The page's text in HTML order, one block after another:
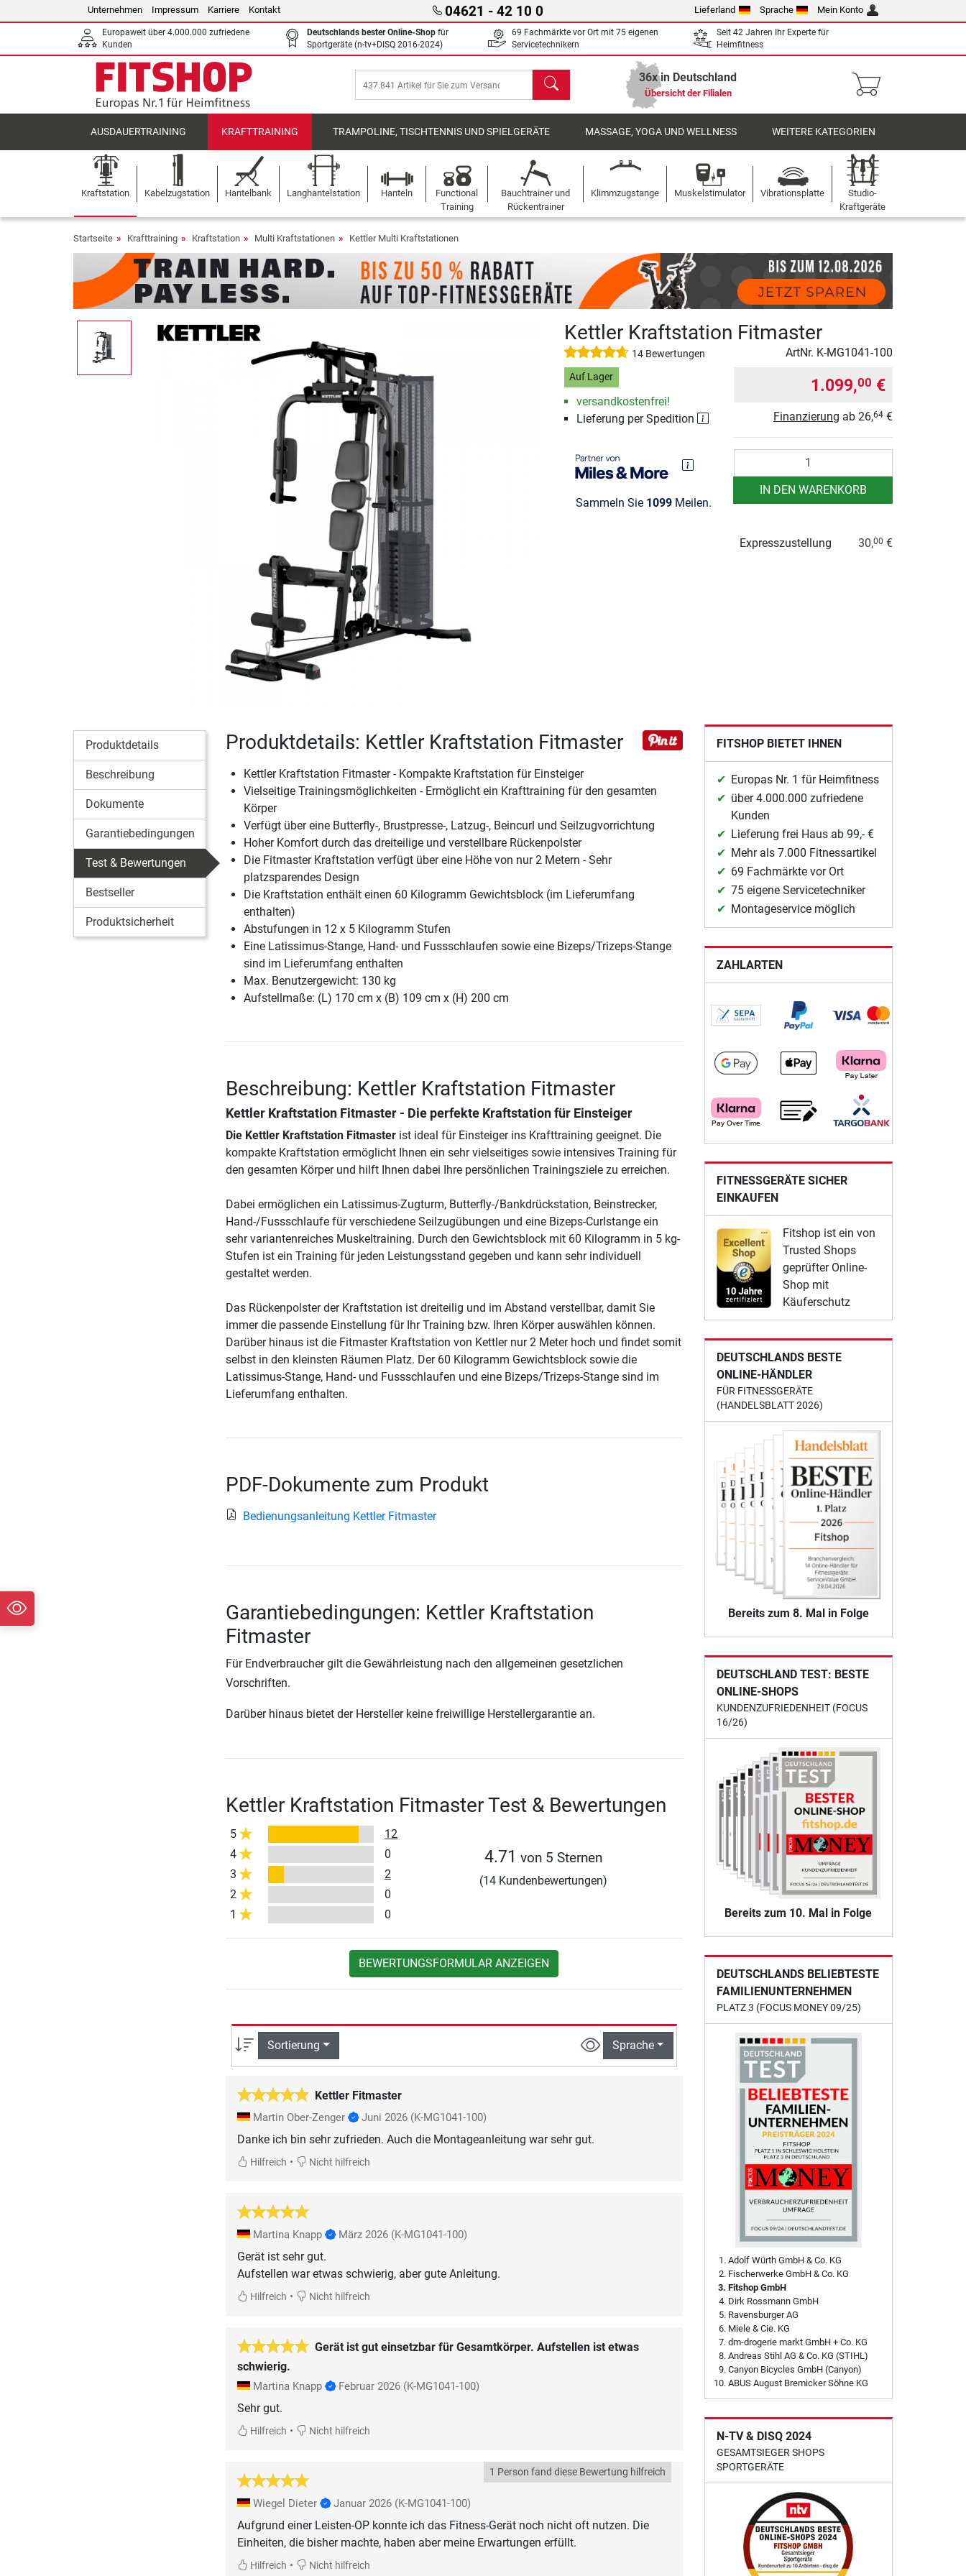
Unternehmen Impressum Karriere Kontakt 04621 - 42 10 0 Lieferland Sprache Mein Konto
Europaweit über 4.000.000 zufriedene
Kunden
Deutschlands bester Online-Shop für
Sportgeräte (n-tv+DISQ 2016-2024)
69 Fachmärkte vor Ort mit 75 eigenen
Servicetechnikern
Seit 42 Jahren Ihr Experte für
Heimfitness
Suchen 36x in Deutschland
Übersicht der Filialen
AUSDAUERTRAINING KRAFTTRAINING TRAMPOLINE, TISCHTENNIS UND SPIELGERÄTE MASSAGE, YOGA UND WELLNESS WEITERE KATEGORIEN
Kraftstation Kabelzugstation Hantelbank Langhantelstation Hanteln
Functional
Training
Bauchtrainer und
Rückentrainer
Klimmzugstange Muskelstimulator Vibrationsplatte
Studio-
Kraftgeräte
Startseite Krafttraining Kraftstation Multi Kraftstationen Kettler Multi Kraftstationen
Kettler Kraftstation Fitmaster
14 Bewertungen ArtNr. K-MG1041-100
Auf Lager
versandkostenfrei!
Lieferung per Spedition
Sammeln Sie 1099Meilen.
1.099,00 €
Finanzierung ab 26,64 €
IN DEN WARENKORB
Expresszustellung 30,00 €
Produktdetails
Beschreibung
Dokumente
Garantiebedingungen
Test & Bewertungen
Bestseller
Produktsicherheit
Produktdetails: Kettler Kraftstation Fitmaster
Kettler Kraftstation Fitmaster - Kompakte Kraftstation für Einsteiger
Vielseitige Trainingsmöglichkeiten - Ermöglicht ein Krafttraining für den gesamten
Körper
Verfügt über eine Butterfly-, Brustpresse-, Latzug-, Beincurl und Seilzugvorrichtung
Hoher Komfort durch das dreiteilige und verstellbare Rückenpolster
Die Fitmaster Kraftstation verfügt über eine Höhe von nur 2 Metern - Sehr
platzsparendes Design
Die Kraftstation enthält einen 60 Kilogramm Gewichtsblock (im Lieferumfang
enthalten)
Abstufungen in 12 x 5 Kilogramm Stufen
Eine Latissimus-Stange, Hand- und Fussschlaufen sowie eine Bizeps/Trizeps-Stange
sind im Lieferumfang enthalten
Max. Benutzergewicht: 130 kg
Aufstellmaße: (L) 170 cm x (B) 109 cm x (H) 200 cm
Beschreibung: Kettler Kraftstation Fitmaster
Kettler Kraftstation Fitmaster - Die perfekte Kraftstation für Einsteiger
Die Kettler Kraftstation Fitmasterist ideal für Einsteiger ins Krafttraining geeignet. Die
kompakte Kraftstation ermöglicht Ihnen ein sehr vielseitiges sowie intensives Training für
den gesamten Körper und hilft Ihnen dabei Ihre persönlichen Trainingsziele zu erreichen.
Dabei ermöglichen ein Latissimus-Zugturm, Butterfly-/Bankdrückstation, Beinstrecker,
Hand-/Fussschlaufe für verschiedene Seilzugübungen und eine Bizeps-Curlstange ein
sehr variantenreiches Muskeltraining. Durch den Gewichtsblock mit 60 Kilogramm in 5 kg-
Stufen ist ein Training für jeden Leistungsstand gegeben und kann sehr individuell
gestaltet werden.
Das Rückenpolster der Kraftstation ist dreiteilig und im Abstand verstellbar, damit Sie
immer die passende Einstellung für Ihr Training bzw. Ihren Körper auswählen können.
Darüber hinaus ist die Fitmaster Kraftstation von Kettler nur 2 Meter hoch und findet somit
selbst in den kleinsten Räumen Platz. Der 60 Kilogramm Gewichtsblock sowie die
Latissimus-Stange, Hand- und Fussschlaufen und eine Bizeps/Trizeps-Stange sind im
Lieferumfang enthalten.
PDF-Dokumente zum Produkt
Bedienungsanleitung Kettler Fitmaster
Garantiebedingungen: Kettler Kraftstation
Fitmaster
Für Endverbraucher gilt die Gewährleistung nach den allgemeinen gesetzlichen
Vorschriften.
Darüber hinaus bietet der Hersteller keine freiwillige Herstellergarantie an.
Kettler Kraftstation Fitmaster Test & Bewertungen
5
12
4
0
3
2
2
0
1
0
4.71 von 5 Sternen
(14 Kundenbewertungen)
BEWERTUNGSFORMULAR ANZEIGEN
Sortierung Sprache
Kettler Fitmaster
Martin Ober-Zenger Juni 2026 (K-MG1041-100)
Danke ich bin sehr zufrieden. Auch die Montageanleitung war sehr gut.
Hilfreich • Nicht hilfreich
Martina Knapp März 2026 (K-MG1041-100)
Gerät ist sehr gut.
Aufstellen war etwas schwierig, aber gute Anleitung.
Hilfreich • Nicht hilfreich
Gerät ist gut einsetzbar für Gesamtkörper. Aufstellen ist etwas
schwierig.
Martina Knapp Februar 2026 (K-MG1041-100)
Sehr gut.
Hilfreich • Nicht hilfreich
1 Person fand diese Bewertung hilfreich
Wiegel Dieter Januar 2026 (K-MG1041-100)
Aufgrund einer Leisten-OP konnte ich das Fitness-Gerät noch nicht oft nutzen. Die
Einheiten, die bisher machte, haben aber meine Erwartungen erfüllt.
Hilfreich • Nicht hilfreich
FITSHOP BIETET IHNEN
Europas Nr. 1 für Heimfitness
über 4.000.000 zufriedene
Kunden
Lieferung frei Haus ab 99,- €
Mehr als 7.000 Fitnessartikel
69 Fachmärkte vor Ort
75 eigene Servicetechniker
Montageservice möglich
ZAHLARTEN
FITNESSGERÄTE SICHER
EINKAUFEN
Fitshop ist ein von
Trusted Shops
geprüfter Online-
Shop mit
Käuferschutz
DEUTSCHLANDS BESTE
ONLINE-HÄNDLER
FÜR FITNESSGERÄTE
(HANDELSBLATT 2026)
Bereits zum 8. Mal in Folge
DEUTSCHLAND TEST: BESTE
ONLINE-SHOPS
KUNDENZUFRIEDENHEIT (FOCUS
16/26)
Bereits zum 10. Mal in Folge
DEUTSCHLANDS BELIEBTESTE
FAMILIENUNTERNEHMEN
PLATZ 3 (FOCUS MONEY 09/25)
Adolf Würth GmbH & Co. KG
Fischerwerke GmbH & Co. KG
Fitshop GmbH
Dirk Rossmann GmbH
Ravensburger AG
Miele & Cie. KG
dm-drogerie markt GmbH + Co. KG
Andreas Stihl AG & Co. KG (STIHL)
Canyon Bicycles GmbH (Canyon)
ABUS August Bremicker Söhne KG
N-TV & DISQ 2024
GESAMTSIEGER SHOPS
SPORTGERÄTE